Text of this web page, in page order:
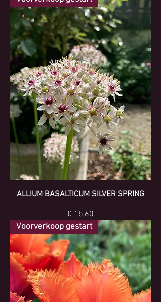
ALLIUM BASALTICUM SILVER SPRING
Prijs
€ 15,60
Voorverkoop gestart